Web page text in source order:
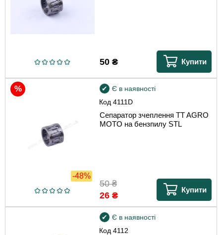
50₴ Купити
Код4111D
-48%
Є в наявності
Сепаратор зчеплення TT AGRO
MOTO на бензпилу STL
26₴
50₴
Купити
Код4112
Є в наявності